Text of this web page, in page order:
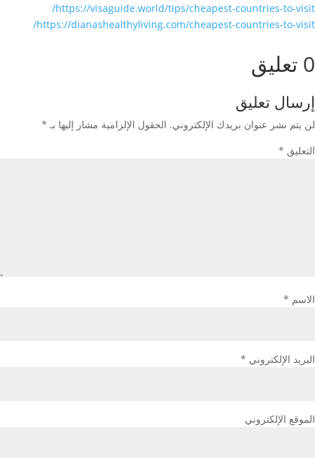
https://visaguide.world/tips/cheapest-countries-to-visit/
https://dianashealthyliving.com/cheapest-countries-to-visit/
0 تعليق
إرسال تعليق
لن يتم نشر عنوان بريدك الإلكتروني. الحقول الإلزامية مشار إليها بـ *
التعليق *
الاسم *
البريد الإلكتروني *
الموقع الإلكتروني